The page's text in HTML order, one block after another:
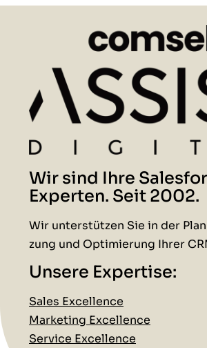
Wir sind Ihre
Experten. Seit 2002.
Wir unter­stützen Sie in der
zung und Opti­mierung Ihrer
Unsere Expertise:
Sales Excel­lence
Mar­ket­ing Excel­lence
Ser­vice Excel­lence